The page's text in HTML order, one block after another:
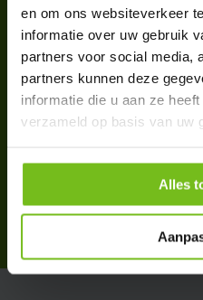
en om ons websiteverkeer
informatie over uw gebruik
partners voor social media,
partners kunnen deze
informatie die u aan ze
verzameld op basis van uw
Alles
Deliverytime